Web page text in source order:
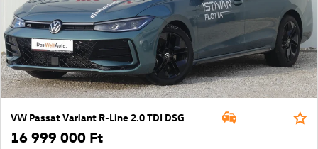
VW Passat Variant R-Line 2.0 TDI DSG
16 999 000 Ft